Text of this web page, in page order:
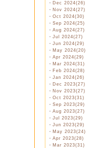
・ Dec 2024(26)
・ Nov 2024(27)
・ Oct 2024(30)
・ Sep 2024(25)
・ Aug 2024(27)
・ Jul 2024(27)
・ Jun 2024(29)
・ May 2024(20)
・ Apr 2024(29)
・ Mar 2024(31)
・ Feb 2024(28)
・ Jan 2024(26)
・ Dec 2023(27)
・ Nov 2023(27)
・ Oct 2023(31)
・ Sep 2023(29)
・ Aug 2023(27)
・ Jul 2023(29)
・ Jun 2023(29)
・ May 2023(24)
・ Apr 2023(28)
・ Mar 2023(31)